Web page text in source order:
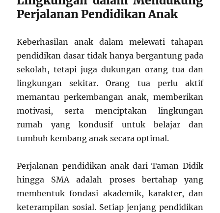
Perjalanan Pendidikan Anak
Keberhasilan anak dalam melewati tahapan
pendidikan dasar tidak hanya bergantung pada
sekolah, tetapi juga dukungan orang tua dan
lingkungan sekitar. Orang tua perlu aktif
memantau perkembangan anak, memberikan
motivasi, serta menciptakan lingkungan
rumah yang kondusif untuk belajar dan
tumbuh kembang anak secara optimal.
Perjalanan pendidikan anak dari Taman Didik
hingga SMA adalah proses bertahap yang
membentuk fondasi akademik, karakter, dan
keterampilan sosial. Setiap jenjang pendidikan